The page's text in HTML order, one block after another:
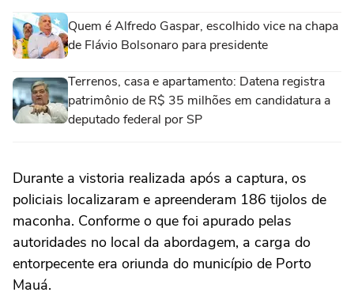
Quem é Alfredo Gaspar, escolhido vice na chapa
de Flávio Bolsonaro para presidente
Terrenos, casa e apartamento: Datena registra
patrimônio de R$ 35 milhões em candidatura a
deputado federal por SP
Durante a vistoria realizada após a captura, os
policiais localizaram e apreenderam 186 tijolos de
maconha. Conforme o que foi apurado pelas
autoridades no local da abordagem, a carga do
entorpecente era oriunda do município de Porto
Mauá.